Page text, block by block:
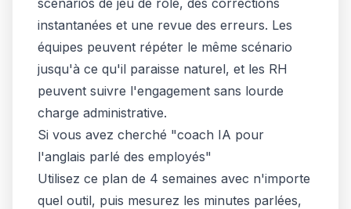
scénarios de jeu de rôle, des corrections
instantanées et une revue des erreurs. Les
équipes peuvent répéter le même scénario
jusqu'à ce qu'il paraisse naturel, et les RH
peuvent suivre l'engagement sans lourde
charge administrative.
Si vous avez cherché "coach IA pour
l'anglais parlé des employés"
Utilisez ce plan de 4 semaines avec n'importe
quel outil, puis mesurez les minutes parlées,